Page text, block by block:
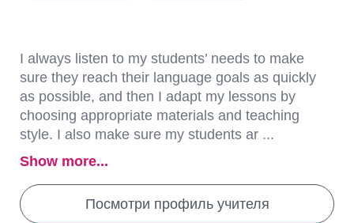
I always listen to my students’ needs to make
sure they reach their language goals as quickly
as possible, and then I adapt my lessons by
choosing appropriate materials and teaching
style. I also make sure my students ar ...
Show more...
Посмотри профиль учителя